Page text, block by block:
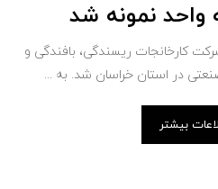
نمونه شد
کارخانجات ریسندگی، بافندگی و‌
در استان خراسان شد. به ...
بیشتر